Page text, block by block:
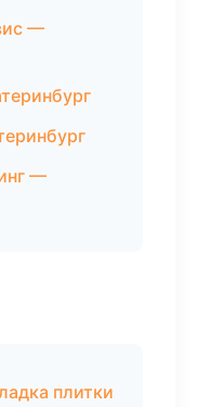
—
—
плитки